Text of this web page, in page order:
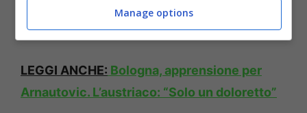
LEGGI ANCHE: Bologna, apprensione per
Arnautovic. L’austriaco: “Solo un doloretto”
Manage options